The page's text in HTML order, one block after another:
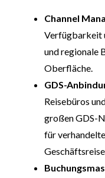
Channel
Verfügbarkeit
und regionale
Oberfläche.
GDS-
Reisebüros
großen GDS-
für